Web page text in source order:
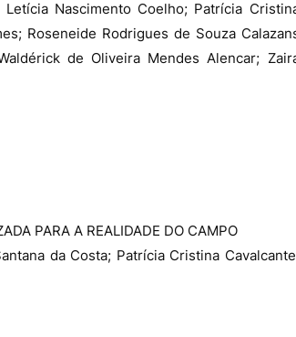
Nascimento Coelho; Patrícia
Roseneide Rodrigues de Souza
de Oliveira Mendes Alencar;
PARA A REALIDADE DO CAMPO
da Costa; Patrícia Cristina